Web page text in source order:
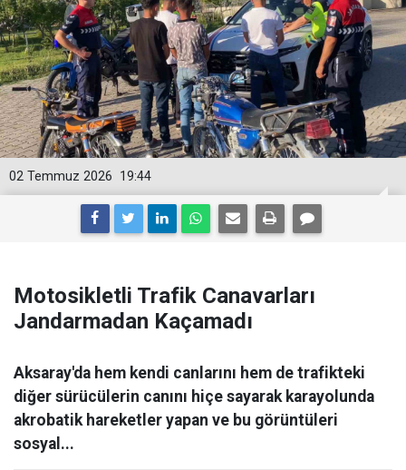
19:44
02 Temmuz 2026
Motosikletli Trafik Canavarları
Jandarmadan Kaçamadı
Aksaray'da hem kendi canlarını hem de trafikteki
diğer sürücülerin canını hiçe sayarak karayolunda
akrobatik hareketler yapan ve bu görüntüleri
sosyal...